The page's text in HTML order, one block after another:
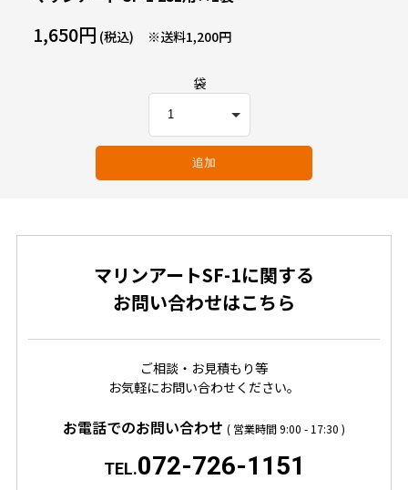
1,650円 (税込) ※送料1,200円
袋
追加
マリンアートSF-1に関する
お問い合わせはこちら
ご相談・お見積もり等
お気軽にお問い合わせください。
お電話でのお問い合わせ ( 営業時間 9:00 - 17:30 )
TEL.072-726-1151